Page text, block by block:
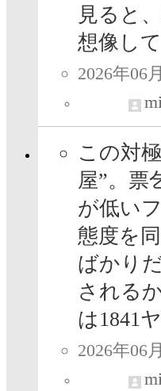
見ると
想像し
2026年06
この対
屋”。票
が低い
態度を
ばかり
される
は1841
2026年06